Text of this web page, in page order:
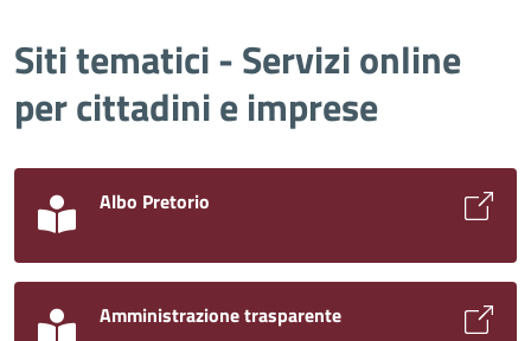
Siti tematici - Servizi online
per cittadini e imprese
Albo Pretorio
Amministrazione trasparente